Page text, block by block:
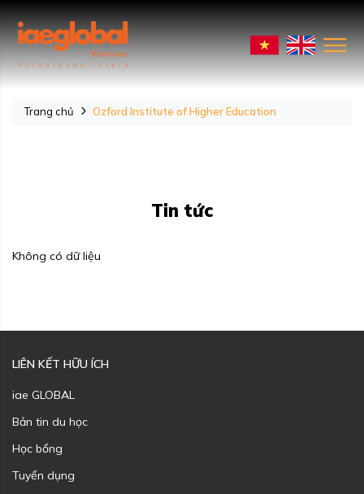
Trang chủ Ozford Institute of Higher Education
Tin tức
Không có dữ liệu
LIÊN KẾT HỮU ÍCH
iae GLOBAL
Bản tin du học
Học bổng
Tuyển dụng